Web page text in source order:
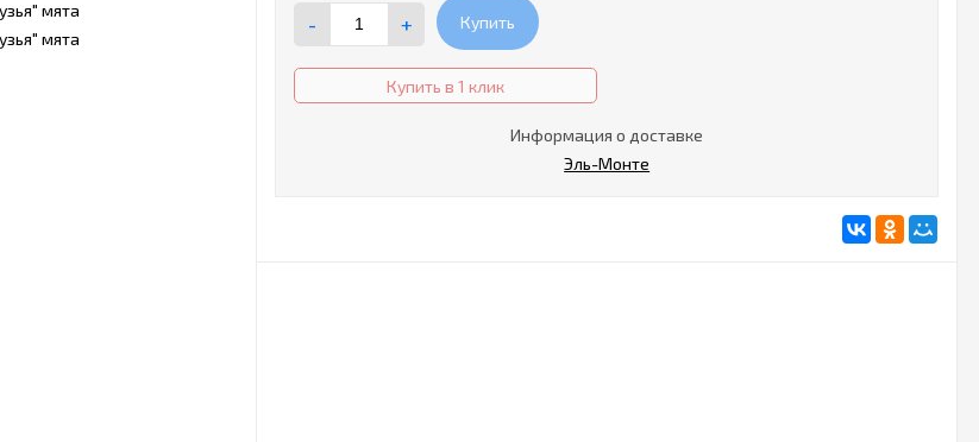
- + Купить
Купить в 1 клик
Информация о доставке
Эль-Монте